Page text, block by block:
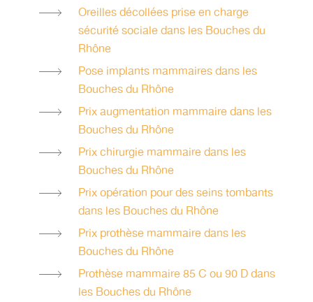
Oreilles décollées prise en charge
sécurité sociale dans les Bouches du
Rhône
Pose implants mammaires dans les
Bouches du Rhône
Prix augmentation mammaire dans les
Bouches du Rhône
Prix chirurgie mammaire dans les
Bouches du Rhône
Prix opération pour des seins tombants
dans les Bouches du Rhône
Prix prothèse mammaire dans les
Bouches du Rhône
Prothèse mammaire 85 C ou 90 D dans
les Bouches du Rhône